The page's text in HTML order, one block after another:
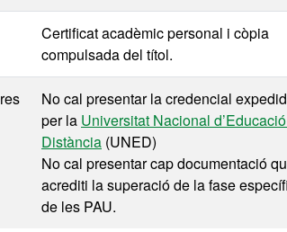
Certificat acadèmic personal i còpia
compulsada del títol.
No cal presentar la credencial
per la Universitat Nacional
Distància (UNED)
No cal presentar cap documentació
acrediti la superació de la fase
de les PAU.